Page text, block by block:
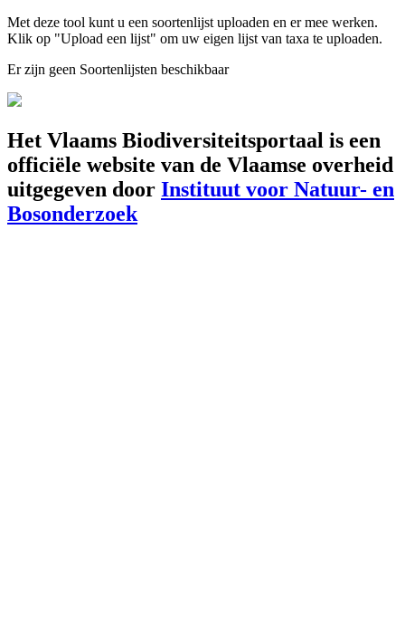
Met deze tool kunt u een soortenlijst uploaden en er mee werken.
Klik op "Upload een lijst" om uw eigen lijst van taxa te uploaden.
Er zijn geen Soortenlijsten beschikbaar
Het Vlaams Biodiversiteitsportaal is een
officiële website van de Vlaamse overheid
uitgegeven door Instituut voor Natuur- en
Bosonderzoek